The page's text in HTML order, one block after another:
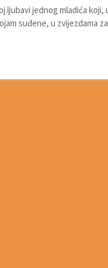
ljubavi jednog mladića
suđene, u zvijezdama